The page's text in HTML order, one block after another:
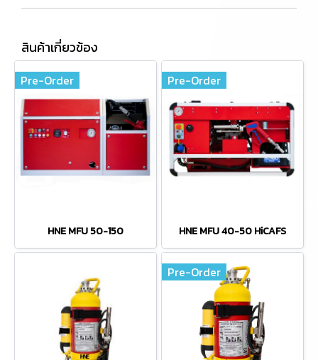
สินค้าเกี่ยวข้อง
Pre-Order
HNE MFU 50-150
Pre-Order
HNE MFU 40-50 HiCAFS
Pre-Order